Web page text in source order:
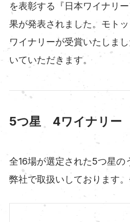
を表彰する『日本ワイナリ
果が発表されました。モト
ワイナリーが受賞いたしま
いていただきます。
5つ星 4ワイナリー
全16場が選定された5つ星の
弊社で取扱いしております